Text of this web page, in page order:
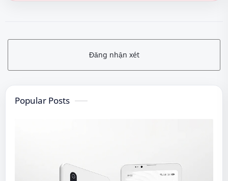
Đăng nhận xét
Popular Posts